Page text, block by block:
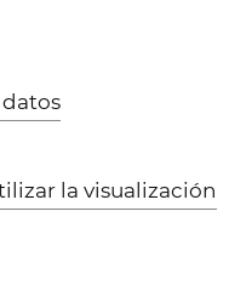
la visualización